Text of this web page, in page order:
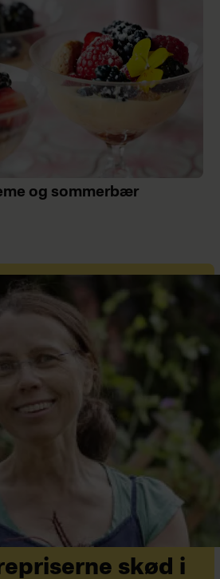
og sommerbær
skød i